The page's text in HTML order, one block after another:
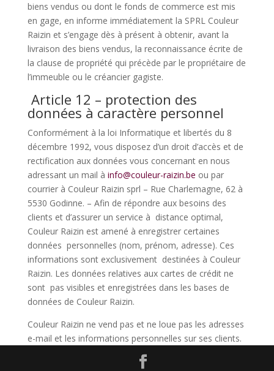
biens vendus ou dont le fonds de commerce est mis
en gage, en informe immédiatement la SPRL Couleur
Raizin et s’engage dès à présent à obtenir, avant la
livraison des biens vendus, la reconnaissance écrite de
la clause de propriété qui précède par le propriétaire de
l’immeuble ou le créancier gagiste.
Article 12 – protection des
données à caractère personnel
Conformément à la loi Informatique et libertés du 8
décembre 1992, vous disposez d’un droit d’accès et de
rectification aux données vous concernant en nous
adressant un mail à info@couleur-raizin.be ou par
courrier à Couleur Raizin sprl – Rue Charlemagne, 62 à
5530 Godinne. – Afin de répondre aux besoins des
clients et d’assurer un service à distance optimal,
Couleur Raizin est amené à enregistrer certaines
données personnelles (nom, prénom, adresse). Ces
informations sont exclusivement destinées à Couleur
Raizin. Les données relatives aux cartes de crédit ne
sont pas visibles et enregistrées dans les bases de
données de Couleur Raizin.
Couleur Raizin ne vend pas et ne loue pas les adresses
e-mail et les informations personnelles sur ses clients.